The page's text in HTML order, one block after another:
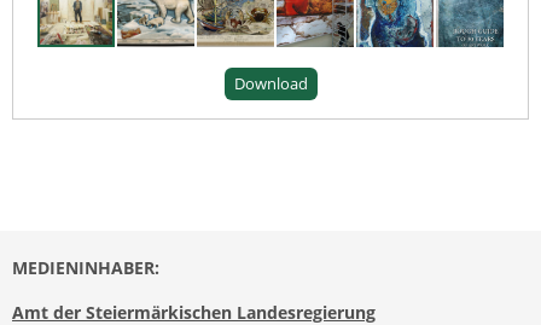
Download
MEDIENINHABER:
Amt der Steiermärkischen Landesregierung